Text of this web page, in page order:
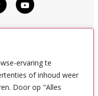
ervaring te
of inhoud weer
Door op "Alles